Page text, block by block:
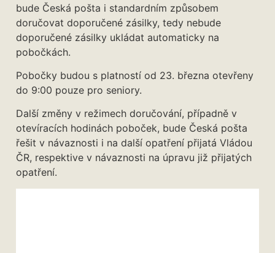
bude Česká pošta i standardním způsobem
doručovat doporučené zásilky, tedy nebude
doporučené zásilky ukládat automaticky na
pobočkách.
Pobočky budou s platností od 23. března otevřeny
do 9:00 pouze pro seniory.
Další změny v režimech doručování, případně v
otevíracích hodinách poboček, bude Česká pošta
řešit v návaznosti i na další opatření přijatá Vládou
ČR, respektive v návaznosti na úpravu již přijatých
opatření.